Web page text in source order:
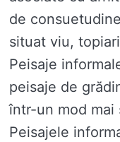
de
situat viu,
Peisaje
peisaje de
într-un mod mai
Peisajele